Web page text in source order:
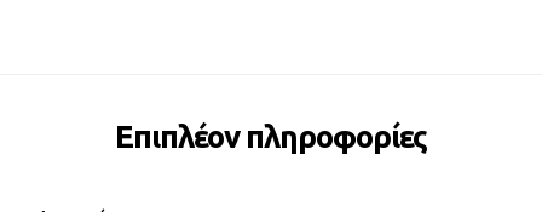
Επιπλέον πληροφορίες